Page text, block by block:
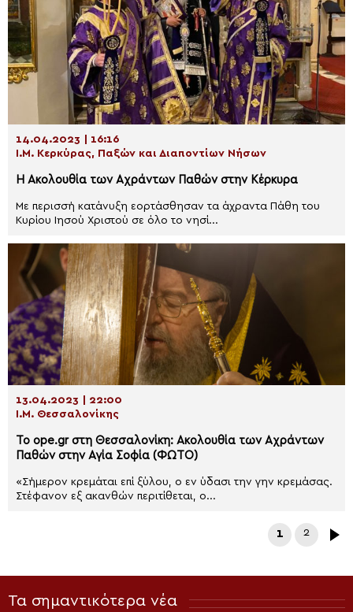
14.04.2023 | 16:16
Ι.Μ. Κερκύρας, Παξών και Διαποντίων Νήσων
Η Ακολουθία των Αχράντων Παθών στην Κέρκυρα
Με περισσή κατάνυξη εορτάσθησαν τα άχραντα Πάθη του
Κυρίου Ιησού Χριστού σε όλο το νησί...
13.04.2023 | 22:00
Ι.Μ. Θεσσαλονίκης
To οpe.gr στη Θεσσαλονίκη: Ακολουθία των Αχράντων
Παθών στην Αγία Σοφία (ΦΩΤΟ)
«Σήμερον κρεμάται επί ξύλου, ο εν ύδασι την γην κρεμάσας.
Στέφανον εξ ακανθών περιτίθεται, ο...
1 2
Τα σημαντικότερα νέα